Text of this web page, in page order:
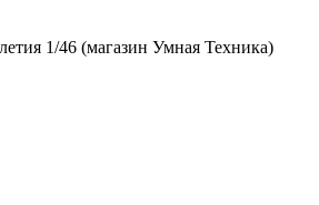
1/46 (магазин Умная Техника)